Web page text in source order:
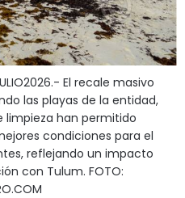
El recale masivo
las playas de la entidad,
limpieza han permitido
condiciones para el
reflejando un impacto
con Tulum. FOTO: